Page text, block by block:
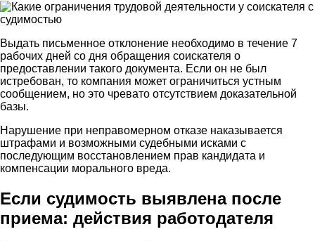
Выдать письменное отклонение необходимо в течение 7
рабочих дней со дня обращения соискателя о
предоставлении такого документа. Если он не был
истребован, то компания может ограничиться устным
сообщением, но это чревато отсутствием доказательной
базы.
Нарушение при неправомерном отказе наказывается
штрафами и возможными судебными исками с
последующим восстановлением прав кандидата и
компенсации морального вреда.
Если судимость выявлена после
приема: действия работодателя